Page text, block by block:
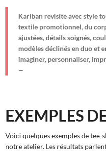
Kariban revisite avec style
textile promotionnel, du
ajustées, détails soignés,
modèles déclinés en duo et
imaginer, personnaliser,
EXEMPLES
Voici quelques exemples de
notre atelier. Les résultats parlent